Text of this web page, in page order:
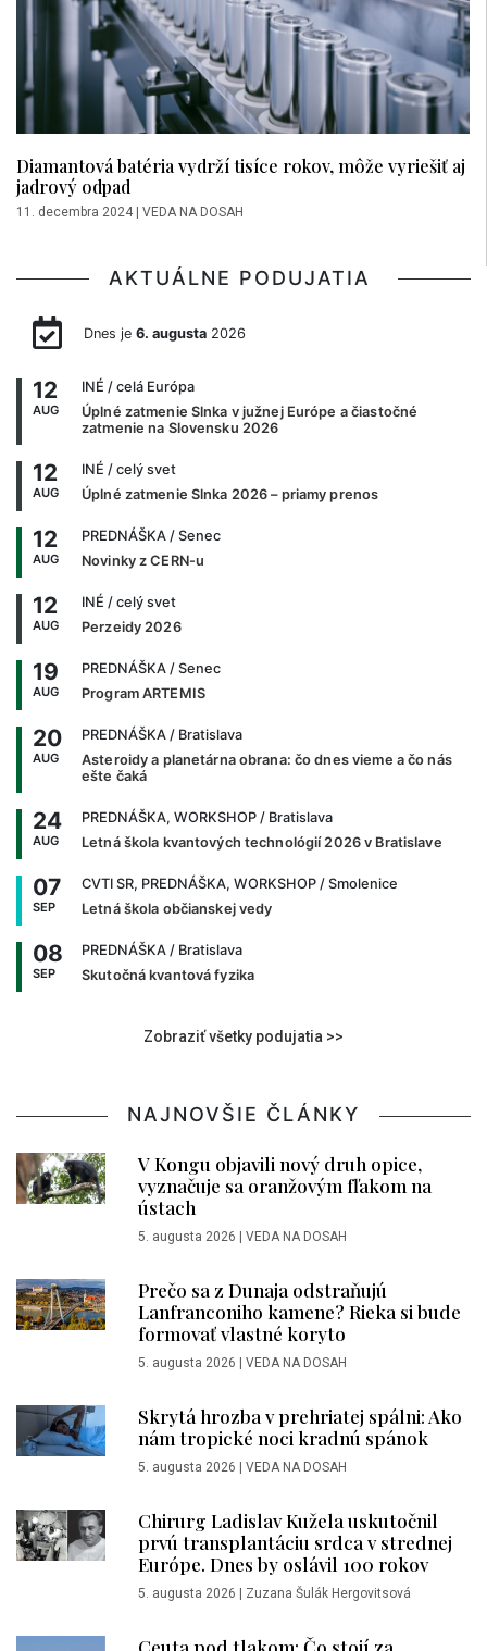
Diamantová batéria vydrží tisíce rokov, môže vyriešiť aj
jadrový odpad
11. decembra 2024 | VEDA NA DOSAH
AKTUÁLNE PODUJATIA
Dnes je 6. augusta2026
12
AUG
INÉ / celá Európa
Úplné zatmenie Slnka v južnej Európe a čiastočné
zatmenie na Slovensku 2026
12
AUG
INÉ / celý svet
Úplné zatmenie Slnka 2026 – priamy prenos
12
AUG
PREDNÁŠKA / Senec
Novinky z CERN-u
12
AUG
INÉ / celý svet
Perzeidy 2026
19
AUG
PREDNÁŠKA / Senec
Program ARTEMIS
20
AUG
PREDNÁŠKA / Bratislava
Asteroidy a planetárna obrana: čo dnes vieme a čo nás
ešte čaká
24
AUG
PREDNÁŠKA, WORKSHOP / Bratislava
Letná škola kvantových technológií 2026 v Bratislave
07
SEP
CVTI SR, PREDNÁŠKA, WORKSHOP / Smolenice
Letná škola občianskej vedy
08
SEP
PREDNÁŠKA / Bratislava
Skutočná kvantová fyzika
Zobraziť všetky podujatia >>
NAJNOVŠIE ČLÁNKY
V Kongu objavili nový druh opice,
vyznačuje sa oranžovým fľakom na
ústach
5. augusta 2026 VEDA NA DOSAH
Prečo sa z Dunaja odstraňujú
Lanfranconiho kamene? Rieka si bude
formovať vlastné koryto
5. augusta 2026 VEDA NA DOSAH
Skrytá hrozba v prehriatej spálni: Ako
nám tropické noci kradnú spánok
5. augusta 2026 VEDA NA DOSAH
Chirurg Ladislav Kužela uskutočnil
prvú transplantáciu srdca v strednej
Európe. Dnes by oslávil 100 rokov
5. augusta 2026 Zuzana Šulák Hergovitsová